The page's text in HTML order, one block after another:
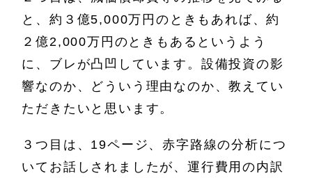
と、約３億5,000万円のときもあれば、約
２億2,000万円のときもあるというよう
に、ブレが凸凹しています。設備投資の影
響なのか、どういう理由なのか、教えてい
ただきたいと思います。
３つ目は、19ページ、赤字路線の分析につ
いてお話しされましたが、運行費用の内訳